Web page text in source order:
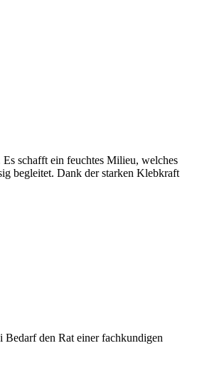
schafft ein feuchtes Milieu, welches
begleitet. Dank der starken Klebkraft
den Rat einer fachkundigen